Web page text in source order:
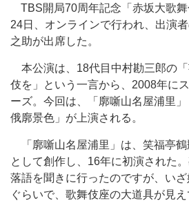
TBS開局70周年記念「赤坂大歌
24日、オンラインで行われ、出演
之助が出席した。
本公演は、18代目中村勘三郎の
伎を」という一言から、2008年に
ーズ。今回は、「廓噺山名屋浦里
俄廓景色」が上演される。
「廓噺山名屋浦里」は、笑福亭鶴
として創作し、16年に初演された
落語を聞きに行ったのですが、い
ぐらいで、歌舞伎座の大道具が見